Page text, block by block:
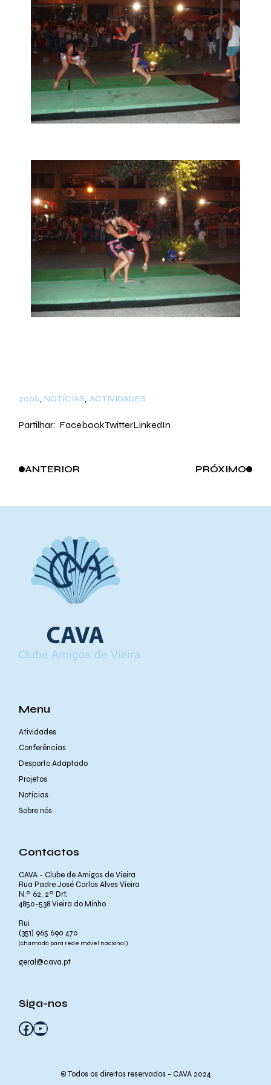
2006 NOTÍCIAS ACTIVIDADES
Partilhar: FacebookTwitterLinkedIn
ANTERIOR PRÓXIMO
Menu
Atividades
Conferências
Desporto Adaptado
Projetos
Notícias
Sobre nós
Contactos
CAVA - Clube de Amigos de Vieira
Rua Padre José Carlos Alves Vieira
N.º 62, 2º Drt.
4850-538 Vieira do Minho
Rui
(351) 965 690 470
(chamada para rede móvel nacional)
geral@cava.pt
Siga-nos
Facebook
YouTube
© Todos os direitos reservados - CAVA 2024